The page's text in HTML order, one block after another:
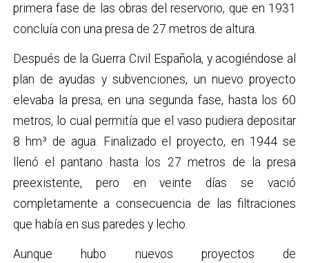
primera fase de las obras del reservorio, que en 1931
concluía con una presa de 27 metros de altura.
Después de la Guerra Civil Española, y acogiéndose al
plan de ayudas y subvenciones, un nuevo proyecto
elevaba la presa, en una segunda fase, hasta los 60
metros, lo cual permitía que el vaso pudiera depositar
8 hm³ de agua. Finalizado el proyecto, en 1944 se
llenó el pantano hasta los 27 metros de la presa
preexistente, pero en veinte días se vació
completamente a consecuencia de las filtraciones
que había en sus paredes y lecho.
Aunque hubo nuevos proyectos de